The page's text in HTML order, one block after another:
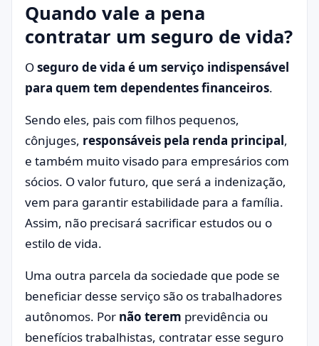
Quando vale a pena
contratar um seguro de vida?
Oseguro de vida é um serviço indispensável
para quem tem dependentes financeiros.
Sendo eles, pais com filhos pequenos,
cônjuges, responsáveis pela renda principal,
e também muito visado para empresários com
sócios. O valor futuro, que será a indenização,
vem para garantir estabilidade para a família.
Assim, não precisará sacrificar estudos ou o
estilo de vida.
Uma outra parcela da sociedade que pode se
beneficiar desse serviço são os trabalhadores
autônomos. Por não terem previdência ou
benefícios trabalhistas, contratar esse seguro